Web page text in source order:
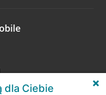
dla Ciebie